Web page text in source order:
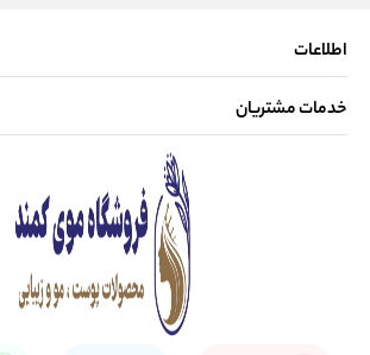
اطلاعات
صفحه اصلی
خدمات مشتریان